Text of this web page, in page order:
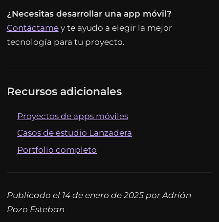
¿Necesitas desarrollar una app móvil?
Contáctamey te ayudo a elegir la mejor
tecnología para tu proyecto.
Recursos adicionales
Proyectos de apps móviles
Casos de estudio Lanzadera
Portfolio completo
Publicado el 14 de enero de 2025 por Adrián
Pozo Esteban